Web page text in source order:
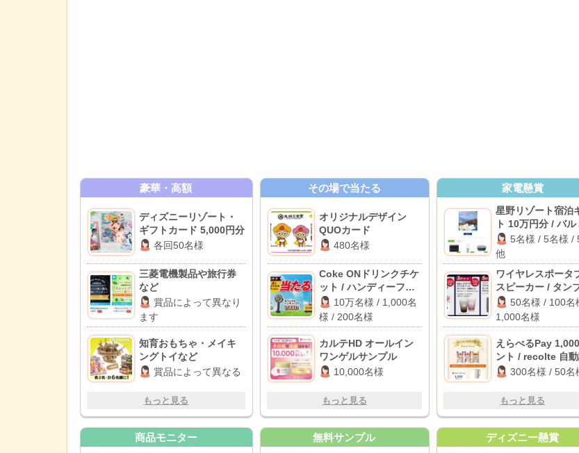
豪華・高額
ディズニーリゾート・
ギフトカード 5,000円分
各回50名様
三菱電機製品や旅行券
など
賞品によって異なり
ます
知育おもちゃ・メイキ
ングトイなど
賞品によって異なる
もっと見る
その場で当たる
オリジナルデザイン
QUOカード
480名様
Coke ONドリンクチケ
ット / ハンディーファ
ン / クーラーボックス
10万名様 / 1,000名
様 / 200名様
カルテHD オールイン
ワンゲルサンプル
10,000名様
もっと見る
家電懸賞
星野リゾート宿泊
ト 10万円分 / バル
ーダ オーブンレン
空気清浄ファンヒ
ー 他
5名様 / 5名様 /
他
ワイヤレスポータ
スピーカー / タン
/ デジタルギフト
分
50名様 / 100名
1,000名様
えらべるPay
ント / recolte 自
ポット300名様 / 50名
もっと見る
商品モニター 無料サンプル ディズニー懸賞